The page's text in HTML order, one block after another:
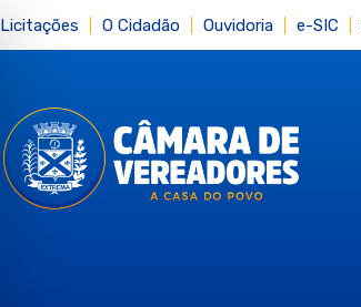
Licitações O Cidadão Ouvidoria e-SIC